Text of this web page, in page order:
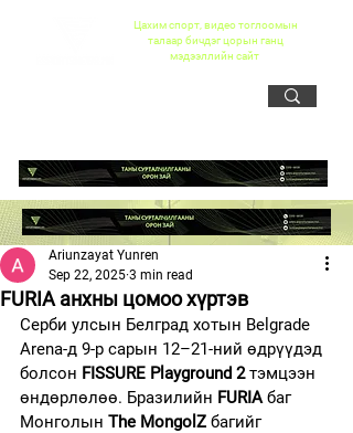
Цахим спорт, видео тоглоомын
талаар бичдэг цорын ганц
мэдээллийн сайт
FURIA анхны цомоо хүртэв
Ariunzayat Yunren
Sep 22, 2025 3 min read
Серби улсын Белград хотын Belgrade
Arena-д 9-р сарын 12–21-ний өдрүүдэд
болсон FISSURE Playground 2 тэмцээн
өндөрлөлөө. Бразилийн FURIA баг
Монголын The MongolZ багийг